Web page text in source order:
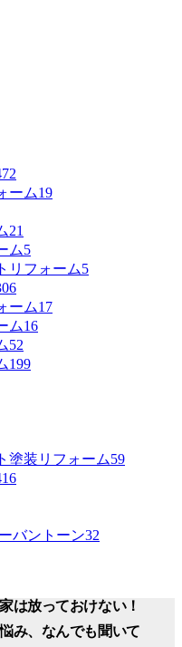
ーム19
21
ム5
リフォーム5
ーム17
ム16
52
199
塗装リフォーム59
バントーン32
は放っておけない！
み、なんでも聞いて